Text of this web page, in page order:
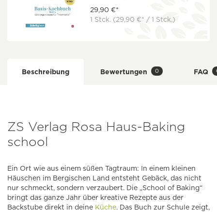
29,90 €*
1 Stck. (29,90 €* / 1 Stck.)
Beschreibung Bewertungen 0 FAQ
ZS Verlag Rosa Haus-Baking
school
Ein Ort wie aus einem süßen Tagtraum: In einem kleinen
Häuschen im Bergischen Land entsteht Gebäck, das nicht
nur schmeckt, sondern verzaubert. Die „School of Baking“
bringt das ganze Jahr über kreative Rezepte aus der
Backstube direkt in deine Küche. Das Buch zur Schule zeigt,